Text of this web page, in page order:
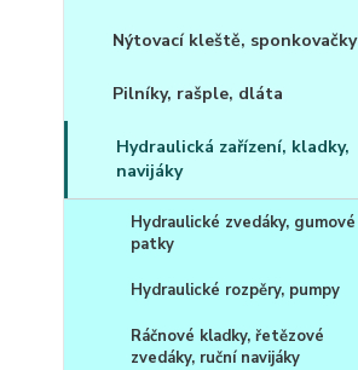
Nýtovací kleště, sponkovačky
Pilníky, rašple, dláta
Hydraulická zařízení, kladky,
navijáky
Hydraulické zvedáky, gumové
patky
Hydraulické rozpěry, pumpy
Ráčnové kladky, řetězové
zvedáky, ruční navijáky